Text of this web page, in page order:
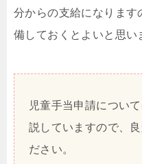
分からの支給になりま
備しておくとよいと思い
児童手当申請につい
説していますので、
ださい。